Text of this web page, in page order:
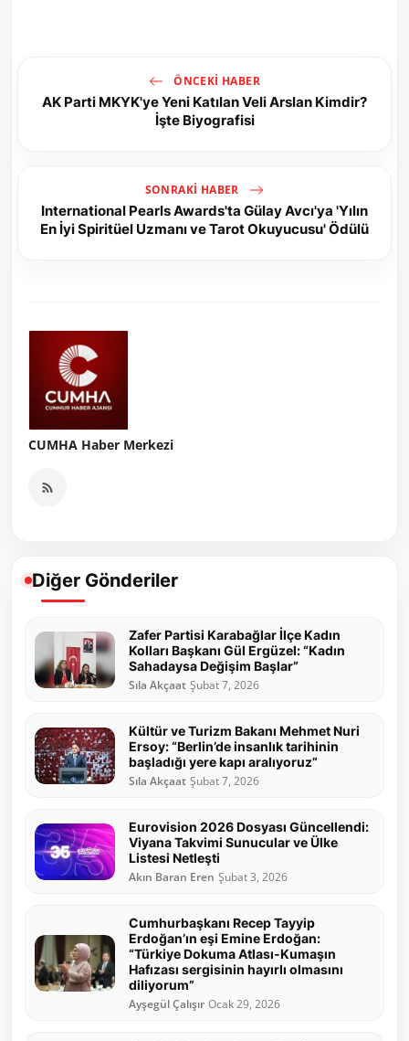
ÖNCEKI HABER
AK Parti MKYK'ye Yeni Katılan Veli Arslan Kimdir?
İşte Biyografisi
SONRAKI HABER
International Pearls Awards'ta Gülay Avcı'ya 'Yılın
En İyi Spiritüel Uzmanı ve Tarot Okuyucusu' Ödülü
CUMHA Haber Merkezi
Diğer Gönderiler
Zafer Partisi Karabağlar İlçe Kadın
Kolları Başkanı Gül Ergüzel: “Kadın
Sahadaysa Değişim Başlar”
Sıla Akçaat Şubat 7, 2026
Kültür ve Turizm Bakanı Mehmet Nuri
Ersoy: “Berlin’de insanlık tarihinin
başladığı yere kapı aralıyoruz”
Sıla Akçaat Şubat 7, 2026
Eurovision 2026 Dosyası Güncellendi:
Viyana Takvimi Sunucular ve Ülke
Listesi Netleşti
Akın Baran Eren Şubat 3, 2026
Cumhurbaşkanı Recep Tayyip
Erdoğan’ın eşi Emine Erdoğan:
“Türkiye Dokuma Atlası-Kumaşın
Hafızası sergisinin hayırlı olmasını
diliyorum”
Ayşegül Çalışır Ocak 29, 2026